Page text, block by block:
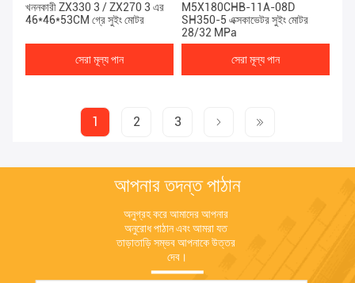
খননকারী ZX330 3 / ZX270 3 এর
46*46*53CM গ্রে সুইং মোটর
সেরা মূল্য পান
M5X180CHB-11A-08D
SH350-5 এক্সকাভেটর সুইং মোটর
28/32 MPa
সেরা মূল্য পান
1 2 3
আপনার তদন্ত পাঠান
অনুগ্রহ করে আমাদের আপনার
অনুরোধ পাঠান এবং আমরা যত
তাড়াতাড়ি সম্ভব আপনাকে উত্তর
দেব।